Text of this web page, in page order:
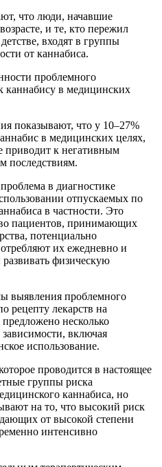
что люди, начавшие
и те, кто пережил
входят в группы
от каннабиса.
проблемного
каннабису в медицинских
показывают, что у 10–27%
в медицинских целях,
приводит к негативным
последствиям.
в диагностике
отпускаемых по
в частности. Это
пациентов, принимающих
потенциально
их ежедневно и
физическую
выявления проблемного
рецепту лекарств на
несколько
включая
использование.
проводится в настоящее
группы риска
каннабиса, но
на то, что высокий риск
от высокой степени
интенсивно